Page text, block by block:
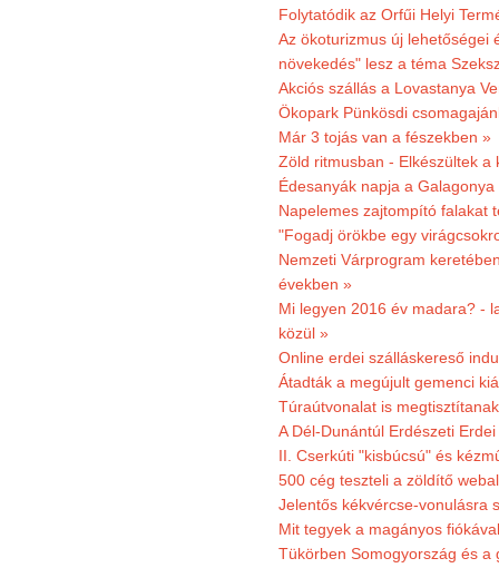
Folytatódik az Orfűi Helyi
Az ökoturizmus új lehetőségei
növekedés" lesz a téma
Akciós szállás a Lovastanya
Ökopark Pünkösdi
Már 3 tojás van a fészekben »
Zöld ritmusban - Elkészültek
Édesanyák napja a
Napelemes zajtompító falakat
"Fogadj örökbe egy
Nemzeti Várprogram
években »
Mi legyen 2016 év madara? -
közül »
Online erdei szálláskereső
Átadták a megújult gemenci
Túraútvonalat is
A Dél-Dunántúl Erdészeti
II. Cserkúti "kisbúcsú" és
500 cég teszteli a zöldítő
Jelentős kékvércse-vonulásra
Mit tegyek a magányos
Tükörben Somogyország és a